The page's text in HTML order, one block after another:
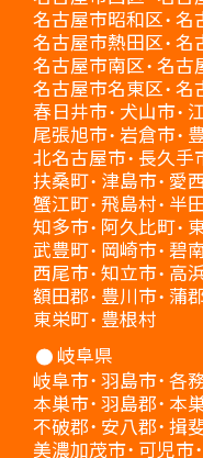
名古屋市昭和区 名
名古屋市熱田区 名
名古屋市南区 名古
名古屋市名東区 名
春日井市 犬山市
尾張旭市 岩倉市
北名古屋市 長久手
扶桑町 津島市 愛
蟹江町 飛島村 半
知多市 阿久比町
武豊町 岡崎市 碧
西尾市 知立市 高
額田郡 豊川市 蒲
東栄町 豊根村
岐阜県
岐阜市 羽島市 各
本巣市 羽島郡 本
不破郡 安八郡 揖
美濃加茂市 可児市